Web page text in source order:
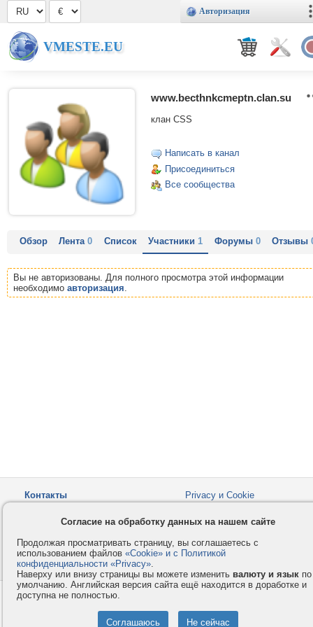
Авторизация
VMESTE.EU
www.becthnkcmeptn.clan.su
клан CSS
Написать в канал
Присоединиться
Все сообщества
Обзор Лента0 Список Участники1 Форумы 0 Отзывы
Вы не авторизованы. Для полного просмотра этой информации
необходимо авторизация.
Контакты
Privacy и Cookie
Как оплатить
Форумы
© 2008-2026VMESTE.EU
Согласие на обработку данных на нашем сайте
Продолжая просматривать страницу, вы соглашаетесь с
использованием файлов «Cookie» и с Политикой
конфиденциальности «Privacy».
Наверху или внизу страницы вы можете изменить валюту и язык по
умолчанию. Английская версия сайта ещё находится в доработке и
доступна не полностью.